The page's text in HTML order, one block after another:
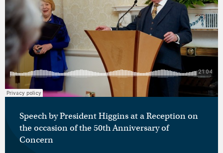
Speech by President Higgins at a Reception on
the occasion of the 50th Anniversary of
Concern